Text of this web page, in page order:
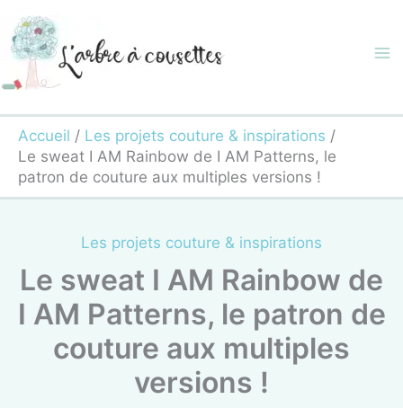
Aller
au
contenu
Accueil
Les projets couture & inspirations
Le sweat I AM Rainbow de I AM Patterns, le
patron de couture aux multiples versions !
Les projets couture & inspirations
Le sweat I AM Rainbow de
I AM Patterns, le patron de
couture aux multiples
versions !